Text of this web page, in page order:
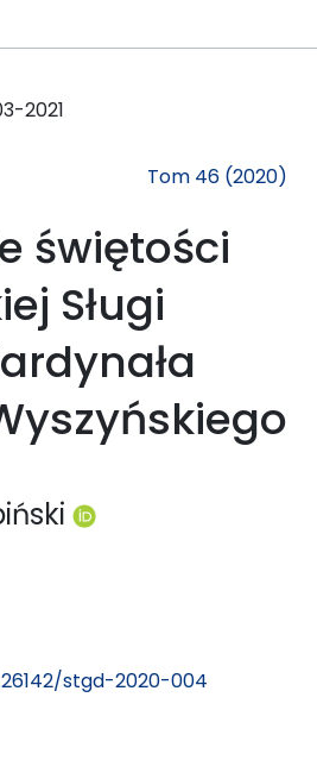
2021
Tom 46 (2020)
świętości
Sługi
stgd-2020-004